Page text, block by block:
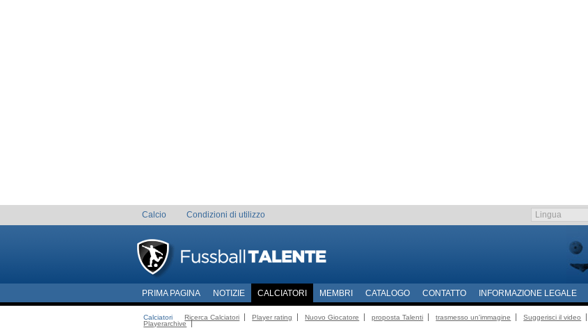
Calcio Condizioni di utilizzo
PRIMA PAGINA NOTIZIE CALCIATORI MEMBRI CATALOGO CONTATTO INFORMAZIONE LEGALE
Calciatori Ricerca Calciatori Player rating Nuovo Giocatore proposta Talenti trasmesso un'immagine Suggerisci il video
Playerarchive